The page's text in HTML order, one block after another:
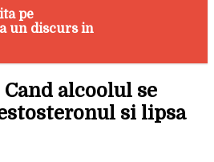
pe
un discurs in
alcoolul se
si lipsa